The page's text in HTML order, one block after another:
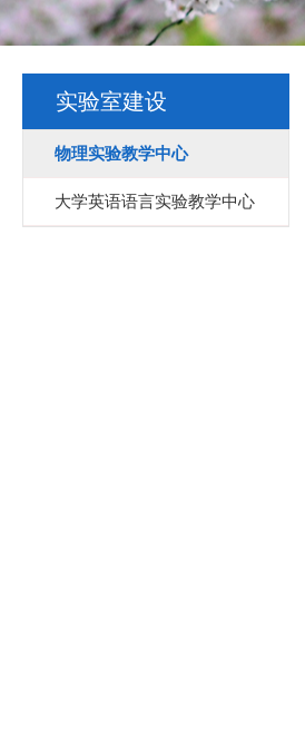
实验室建设
物理实验教学中心
大学英语语言实验教学中心